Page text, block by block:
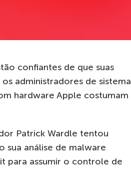
confiantes de que suas
administradores de sistema
hardware Apple costumam
Patrick Wardle tentou
sua análise de malware
para assumir o controle de